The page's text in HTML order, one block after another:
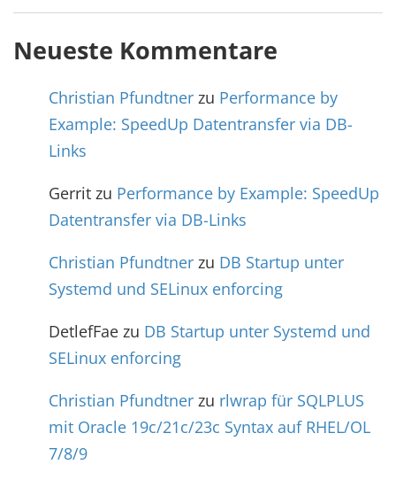
Neueste Kommentare
Christian Pfundtner zu Performance by
Example: SpeedUp Datentransfer via DB-
Links
Gerrit zu Performance by Example: SpeedUp
Datentransfer via DB-Links
Christian Pfundtner zu DB Startup unter
Systemd und SELinux enforcing
DetlefFae zu DB Startup unter Systemd und
SELinux enforcing
Christian Pfundtner zu rlwrap für SQLPLUS
mit Oracle 19c/21c/23c Syntax auf RHEL/OL
7/8/9